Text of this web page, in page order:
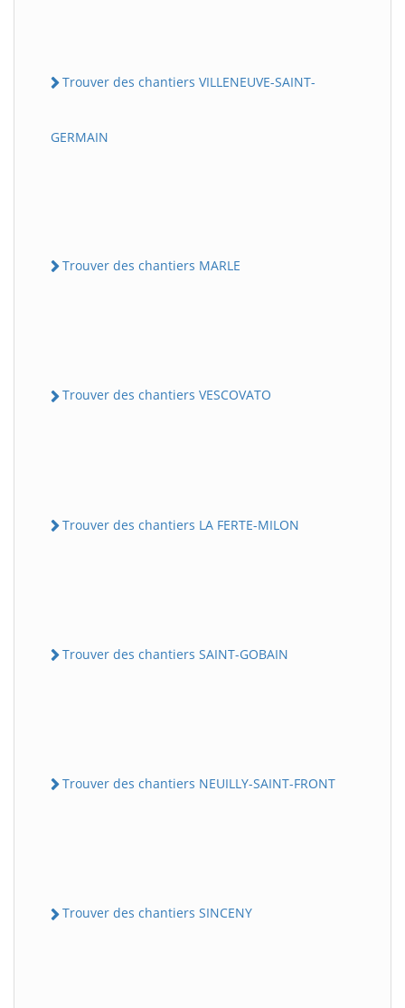
Trouver des chantiers VILLENEUVE-SAINT-
GERMAIN
Trouver des chantiers MARLE
Trouver des chantiers VESCOVATO
Trouver des chantiers LA FERTE-MILON
Trouver des chantiers SAINT-GOBAIN
Trouver des chantiers NEUILLY-SAINT-FRONT
Trouver des chantiers SINCENY